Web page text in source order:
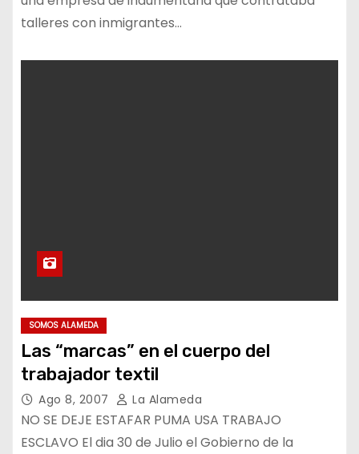
talleres con inmigrantes…
SOMOS ALAMEDA
Las “marcas” en el cuerpo del
trabajador textil
Ago 8, 2007 La Alameda
NO SE DEJE ESTAFAR PUMA USA TRABAJO
ESCLAVO El dia 30 de Julio el Gobierno de la